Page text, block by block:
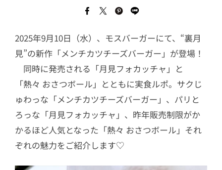
2025年9月10日（水）、モスバーガーにて、“裏月
見”の新作「メンチカツチーズバーガー」が登場！
同時に発売される「月見フォカッチャ」と
「熱々 おさつボール」とともに実食ルポ。サクじ
ゅわっな「メンチカツチーズバーガー」、パリと
ろっな「月見フォカッチャ」、昨年販売制限がか
かるほど人気となった「熱々 おさつボール」それ
ぞれの魅力をご紹介します♡